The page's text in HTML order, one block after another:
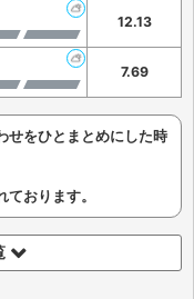
12.13
7.69
せをひとまとめにした時
おります。